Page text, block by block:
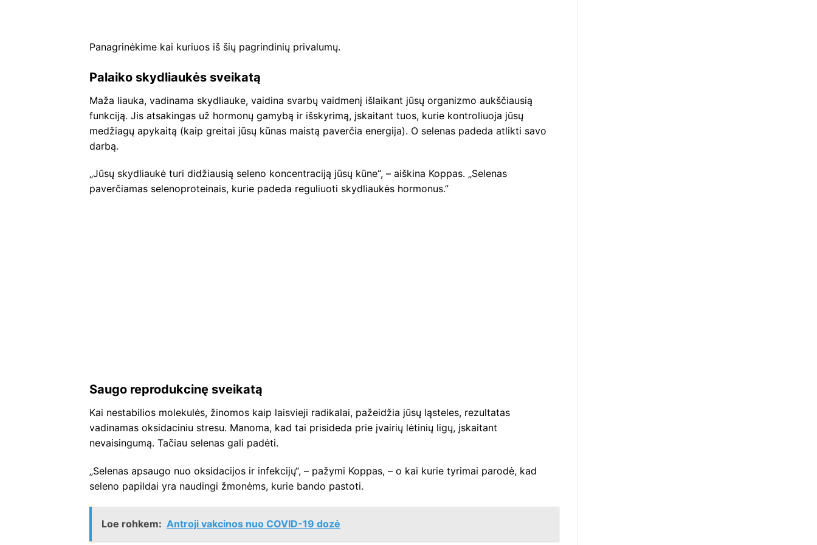
Panagrinėkime kai kuriuos iš šių pagrindinių privalumų.
Palaiko skydliaukės sveikatą
Maža liauka, vadinama skydliauke, vaidina svarbų vaidmenį išlaikant jūsų organizmo aukščiausią
funkciją. Jis atsakingas už hormonų gamybą ir išskyrimą, įskaitant tuos, kurie kontroliuoja jūsų
medžiagų apykaitą (kaip greitai jūsų kūnas maistą paverčia energija). O selenas padeda atlikti savo
darbą.
„Jūsų skydliaukė turi didžiausią seleno koncentraciją jūsų kūne“, – aiškina Koppas. „Selenas
paverčiamas selenoproteinais, kurie padeda reguliuoti skydliaukės hormonus.”
Saugo reprodukcinę sveikatą
Kai nestabilios molekulės, žinomos kaip laisvieji radikalai, pažeidžia jūsų ląsteles, rezultatas
vadinamas oksidaciniu stresu. Manoma, kad tai prisideda prie įvairių lėtinių ligų, įskaitant
nevaisingumą. Tačiau selenas gali padėti.
„Selenas apsaugo nuo oksidacijos ir infekcijų“, – pažymi Koppas, – o kai kurie tyrimai parodė, kad
seleno papildai yra naudingi žmonėms, kurie bando pastoti.
Loe rohkem: Antroji vakcinos nuo COVID-19 dozė